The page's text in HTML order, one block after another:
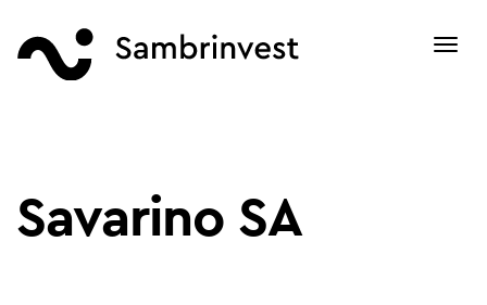
Savarino SA